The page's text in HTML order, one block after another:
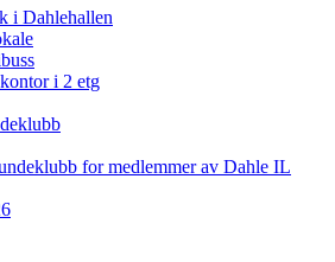
i Dahlehallen
i 2 etg
for medlemmer av Dahle IL